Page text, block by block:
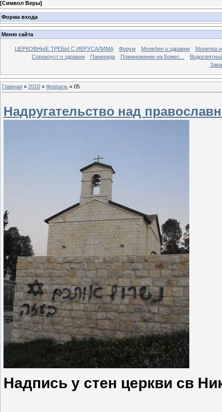
[Символ Веры]
Форма входа
Меню сайта
ЦЕРКОВНЫЕ ТРЕБЫ С ИЕРУСАЛИМА Форум Молебен о здравии
Молитва
Сорокоуст о здравии
Панихида Поминовение на Божес...
Главная » 2010 » Февраль » 05
Надругательство над
Надпись у стен церкви св